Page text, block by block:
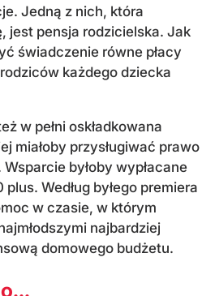
Jedną z nich, która
jest pensja rodzicielska. Jak
świadczenie równe płacy
każdego dziecka
w pełni oskładkowana
miałoby przysługiwać prawo
byłoby wypłacane
Według byłego premiera
w czasie, w którym
najbardziej
domowego budżetu.